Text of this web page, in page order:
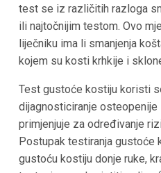
test se iz različitih razloga
ili najtočnijim testom. Ovo
liječniku ima li smanjenja
kojem su kosti krhkije i
Test gustoće kostiju koristi
dijagnosticiranje
primjenjuje za određivanje
Postupak testiranja gustoće
gustoću kostiju donje ruke,